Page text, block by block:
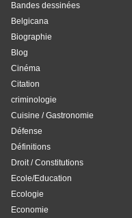
Bandes dessinées
Belgicana
Biographie
Blog
Cinéma
Citation
criminologie
Cuisine / Gastronomie
Défense
Définitions
Droit / Constitutions
Ecole/Education
Ecologie
Economie